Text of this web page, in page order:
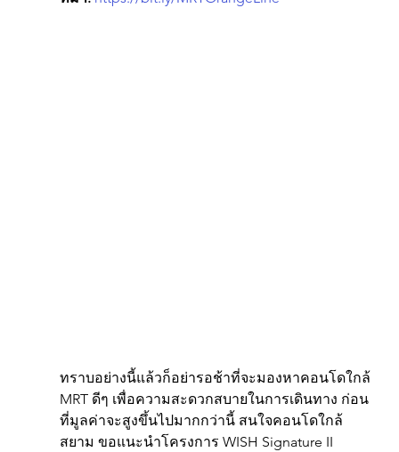
ทราบอย่างนี้แล้วก็อย่ารอช้าที่จะมองหาคอนโดใกล้
MRT ดีๆ เพื่อความสะดวกสบายในการเดินทาง ก่อน
ที่มูลค่าจะสูงขึ้นไปมากกว่านี้ สนใจคอนโดใกล้
สยาม ขอแนะนำโครงการ WISH Signature II